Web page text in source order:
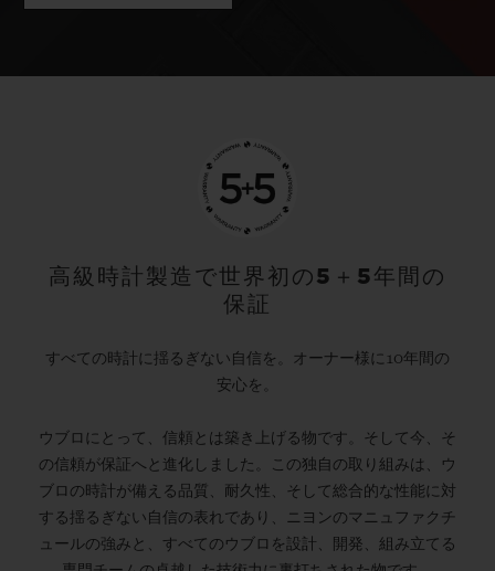
高級時計製造で世界初の5＋5年間の
保証
すべての時計に揺るぎない自信を。オーナー様に10年間の
安心を。
ウブロにとって、信頼とは築き上げる物です。そして今、そ
の信頼が保証へと進化しました。この独自の取り組みは、ウ
ブロの時計が備える品質、耐久性、そして総合的な性能に対
する揺るぎない自信の表れであり、ニヨンのマニュファクチ
ュールの強みと、すべてのウブロを設計、開発、組み立てる